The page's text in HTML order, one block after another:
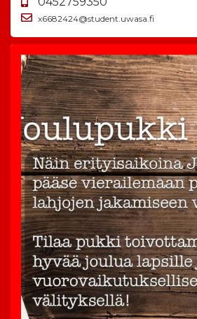
x6682424@student.uwasa.fi